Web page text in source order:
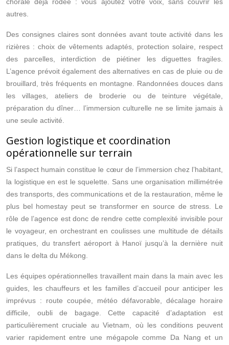
autres.
Des consignes claires sont données avant toute activité dans les
rizières : choix de vêtements adaptés, protection solaire, respect
des parcelles, interdiction de piétiner les diguettes fragiles.
L’agence prévoit également des alternatives en cas de pluie ou de
brouillard, très fréquents en montagne. Randonnées douces dans
les villages, ateliers de broderie ou de teinture végétale,
préparation du dîner… l’immersion culturelle ne se limite jamais à
une seule activité.
Gestion logistique et coordination
opérationnelle sur terrain
Si l’aspect humain constitue le cœur de l’immersion chez l’habitant,
la logistique en est le squelette. Sans une organisation millimétrée
des transports, des communications et de la restauration, même le
plus bel homestay peut se transformer en source de stress. Le
rôle de l’agence est donc de rendre cette complexité invisible pour
le voyageur, en orchestrant en coulisses une multitude de détails
pratiques, du transfert aéroport à Hanoï jusqu’à la dernière nuit
dans le delta du Mékong.
Les équipes opérationnelles travaillent main dans la main avec les
guides, les chauffeurs et les familles d’accueil pour anticiper les
imprévus : route coupée, météo défavorable, décalage horaire
difficile, oubli de bagage. Cette capacité d’adaptation est
particulièrement cruciale au Vietnam, où les conditions peuvent
varier rapidement entre une mégapole comme Da Nang et un